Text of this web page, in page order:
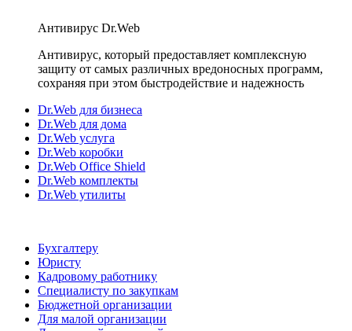
Антивирус Dr.Web
Антивирус, который предоставляет комплексную
защиту от самых различных вредоносных программ,
сохраняя при этом быстродействие и надежность
Dr.Web для бизнеса
Dr.Web для дома
Dr.Web услуга
Dr.Web коробки
Dr.Web Office Shield
Dr.Web комплекты
Dr.Web утилиты
Бухгалтеру
Юристу
Кадровому работнику
Специалисту по закупкам
Бюджетной организации
Для малой организации